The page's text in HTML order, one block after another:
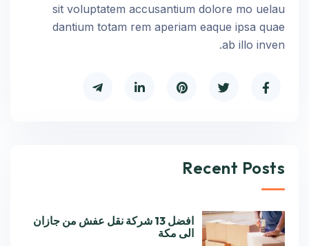
sit voluptatem accusantium dolore mo uelau
dantium totam rem aperiam eaque ipsa quae
ab illo inven.
Recent Posts
افضل 13 شركة نقل عفش من جازان
الى مكة